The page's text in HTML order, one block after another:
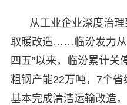
从工业企业深度治
取暖改造……临汾发力从
四五”以来，临汾累计关
粗钢产能22万吨，7个
基本完成清洁运输改造